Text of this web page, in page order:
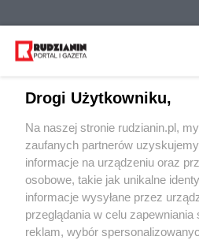
Wydawca mediów lokalnych
Drogi Użytkowniku,
Na naszej stronie rudzianin.pl,
zaufanych partnerów
informacje na urządzeniu oraz
osobowe, takie jak unikalne
informacje wysyłane przez
przeglądania w celu
reklam, wybór